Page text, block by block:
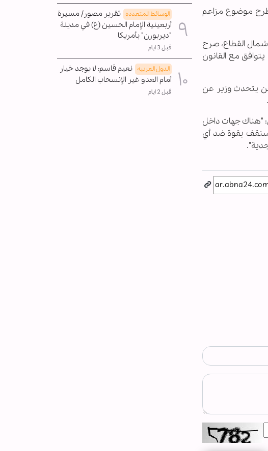
طرح موضوع مزاعم
شمال القطاع، صرح
يتوافق مع القانون
يتحدث وزير عن
"هناك جهات داخل
بقوة ضد أي
الوسائط المتعدده تقرير مصور/ مسيرة
أربعينية الإمام الحسين (ع) في مدينة
"ديربورن" بأمريكا
قبل 3 ايام
الدول العربیه نعيم قاسم: لا يوجد خيار
أمام العدو غير الإنسحاب الکامل
قبل 2 ايام